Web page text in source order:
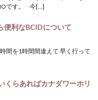
です。 今[…]
便利なBCIDについて
を1時間間違えて 早く行って
くらあればカナダワーホリ